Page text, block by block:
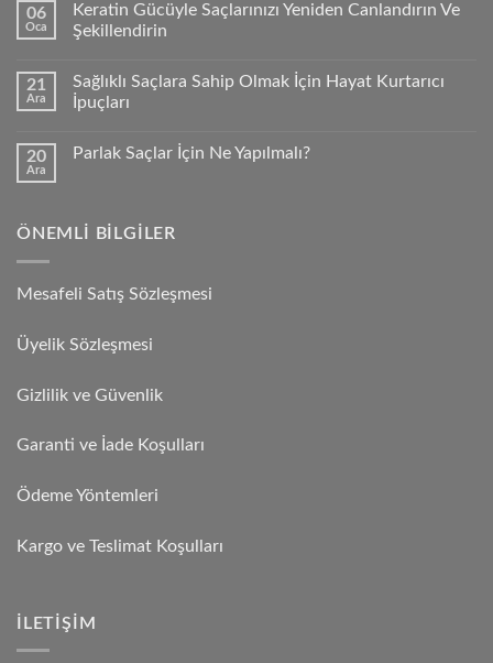
06
Oca
Keratin Gücüyle Saçlarınızı Yeniden Canlandırın Ve
Şekillendirin
21
Ara
Sağlıklı Saçlara Sahip Olmak İçin Hayat Kurtarıcı
İpuçları
20
Ara
Parlak Saçlar İçin Ne Yapılmalı?
ÖNEMLI BILGILER
Mesafeli Satış Sözleşmesi
Üyelik Sözleşmesi
Gizlilik ve Güvenlik
Garanti ve İade Koşulları
Ödeme Yöntemleri
Kargo ve Teslimat Koşulları
İLETIŞIM